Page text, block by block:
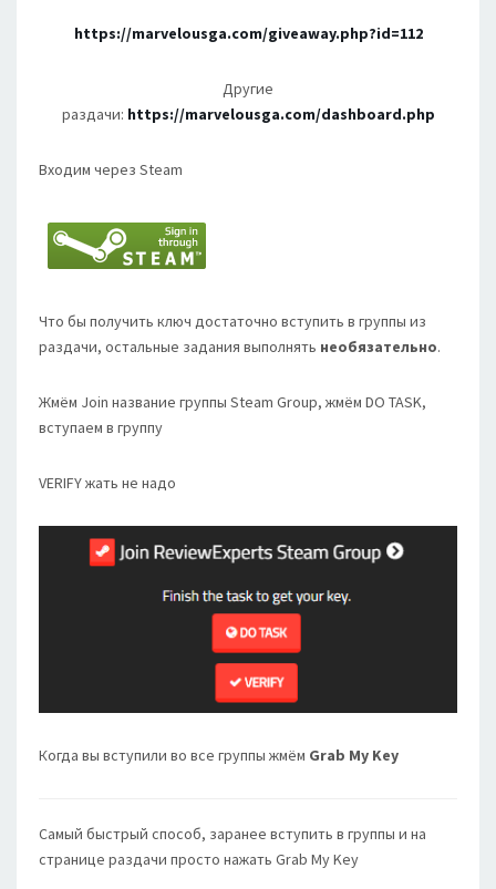
https://marvelousga.com/giveaway.php?id=112
Другие
раздачи: https://marvelousga.com/dashboard.php
Входим через Steam
Что бы получить ключ достаточно вступить в группы из
раздачи, остальные задания выполнять необязательно.
Жмём Join название группы Steam Group, жмём DO TASK,
вступаем в группу
VERIFY жать не надо
Когда вы вступили во все группы жмём Grab My Key
Самый быстрый способ, заранее вступить в группы и на
странице раздачи просто нажать Grab My Key